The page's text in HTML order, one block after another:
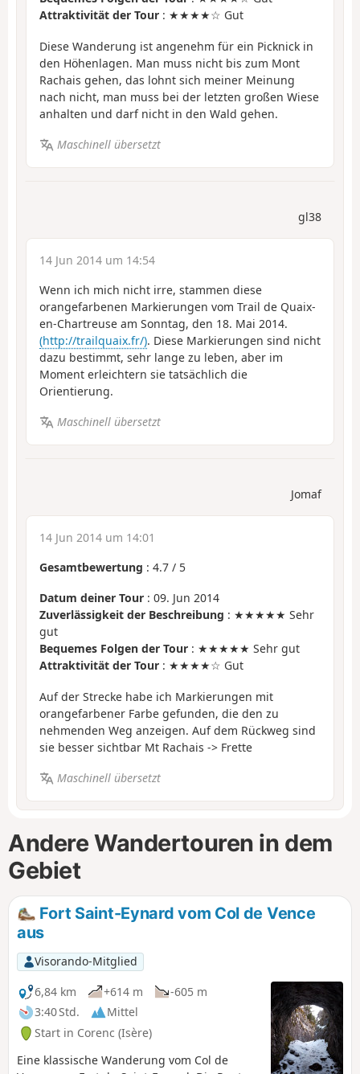
Attraktivität der Tour : ★★★★☆ Gut
Diese Wanderung ist angenehm für ein Picknick in
den Höhenlagen. Man muss nicht bis zum Mont
Rachais gehen, das lohnt sich meiner Meinung
nach nicht, man muss bei der letzten großen Wiese
anhalten und darf nicht in den Wald gehen.
Maschinell übersetzt
gl38
14 Jun 2014 um 14:54
Wenn ich mich nicht irre, stammen diese
orangefarbenen Markierungen vom Trail de Quaix-
en-Chartreuse am Sonntag, den 18. Mai 2014.
(http://trailquaix.fr/). Diese Markierungen sind nicht
dazu bestimmt, sehr lange zu leben, aber im
Moment erleichtern sie tatsächlich die
Orientierung.
Maschinell übersetzt
Jomaf
14 Jun 2014 um 14:01
Gesamtbewertung : 4.7 / 5
Datum deiner Tour : 09. Jun 2014
Zuverlässigkeit der Beschreibung : ★★★★★ Sehr
gut
Bequemes Folgen der Tour : ★★★★★ Sehr gut
Attraktivität der Tour : ★★★★☆ Gut
Auf der Strecke habe ich Markierungen mit
orangefarbener Farbe gefunden, die den zu
nehmenden Weg anzeigen. Auf dem Rückweg sind
sie besser sichtbar Mt Rachais -> Frette
Maschinell übersetzt
Andere Wandertouren in dem
Gebiet
Fort Saint-Eynard vom Col de Vence
aus
Visorando-Mitglied
6,84 km
+614 m
-605 m
3:40 Std.
Mittel
Start in Corenc (Isère)
Eine klassische Wanderung vom Col de